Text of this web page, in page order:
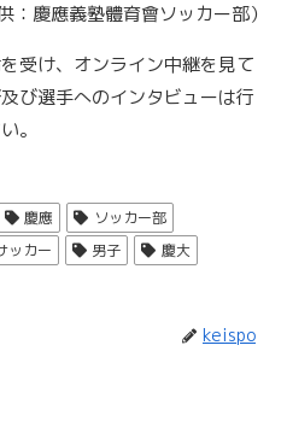
慶應義塾體育會ソッカー部）
受け、オンライン中継を見て
び選手へのインタビューは行
。
慶應
ソッカー部
ッカー 男子
慶大
keispo